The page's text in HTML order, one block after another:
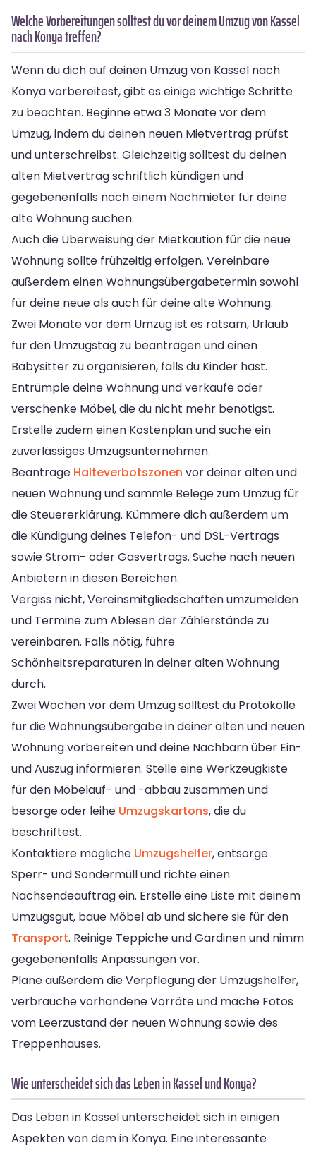
Welche Vorbereitungen solltest du vor deinem Umzug von Kassel
nach Konya treffen?
Wenn du dich auf deinen Umzug von Kassel nach
Konya vorbereitest, gibt es einige wichtige Schritte
zu beachten. Beginne etwa 3 Monate vor dem
Umzug, indem du deinen neuen Mietvertrag prüfst
und unterschreibst. Gleichzeitig solltest du deinen
alten Mietvertrag schriftlich kündigen und
gegebenenfalls nach einem Nachmieter für deine
alte Wohnung suchen.
Auch die Überweisung der Mietkaution für die neue
Wohnung sollte frühzeitig erfolgen. Vereinbare
außerdem einen Wohnungsübergabetermin sowohl
für deine neue als auch für deine alte Wohnung.
Zwei Monate vor dem Umzug ist es ratsam, Urlaub
für den Umzugstag zu beantragen und einen
Babysitter zu organisieren, falls du Kinder hast.
Entrümple deine Wohnung und verkaufe oder
verschenke Möbel, die du nicht mehr benötigst.
Erstelle zudem einen Kostenplan und suche ein
zuverlässiges Umzugsunternehmen.
Beantrage Halteverbotszonen vor deiner alten und
neuen Wohnung und sammle Belege zum Umzug für
die Steuererklärung. Kümmere dich außerdem um
die Kündigung deines Telefon- und DSL-Vertrags
sowie Strom- oder Gasvertrags. Suche nach neuen
Anbietern in diesen Bereichen.
Vergiss nicht, Vereinsmitgliedschaften umzumelden
und Termine zum Ablesen der Zählerstände zu
vereinbaren. Falls nötig, führe
Schönheitsreparaturen in deiner alten Wohnung
durch.
Zwei Wochen vor dem Umzug solltest du Protokolle
für die Wohnungsübergabe in deiner alten und neuen
Wohnung vorbereiten und deine Nachbarn über Ein-
und Auszug informieren. Stelle eine Werkzeugkiste
für den Möbelauf- und -abbau zusammen und
besorge oder leihe Umzugskartons, die du
beschriftest.
Kontaktiere mögliche Umzugshelfer, entsorge
Sperr- und Sondermüll und richte einen
Nachsendeauftrag ein. Erstelle eine Liste mit deinem
Umzugsgut, baue Möbel ab und sichere sie für den
Transport. Reinige Teppiche und Gardinen und nimm
gegebenenfalls Anpassungen vor.
Plane außerdem die Verpflegung der Umzugshelfer,
verbrauche vorhandene Vorräte und mache Fotos
vom Leerzustand der neuen Wohnung sowie des
Treppenhauses.
Wie unterscheidet sich das Leben in Kassel und Konya?
Das Leben in Kassel unterscheidet sich in einigen
Aspekten von dem in Konya. Eine interessante